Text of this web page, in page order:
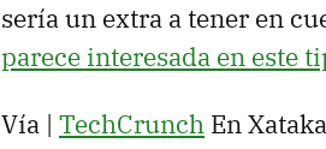
sería un extra a tener en
parece interesada en este
Vía | TechCrunch En